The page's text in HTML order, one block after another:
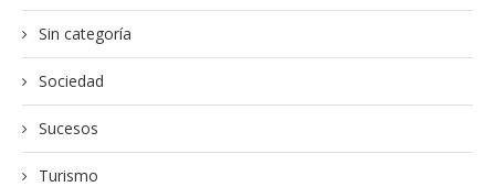
Sin categoría
Sociedad
Sucesos
Turismo